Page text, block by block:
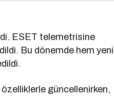
ESET telemetrisine
Bu dönemde hem yeni
güncellenirken,